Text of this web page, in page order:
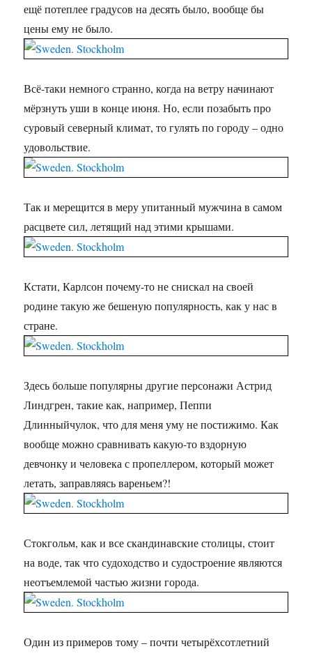
ещё потеплее градусов на десять было, вообще бы
цены ему не было.
Всё-таки немного странно, когда на ветру начинают
мёрзнуть уши в конце июня. Но, если позабыть про
суровый северный климат, то гулять по городу – одно
удовольствие.
Так и мерещится в меру упитанный мужчина в самом
расцвете сил, летящий над этими крышами.
Кстати, Карлсон почему-то не снискал на своей
родине такую же бешеную популярность, как у нас в
стране.
Здесь больше популярны другие персонажи Астрид
Линдгрен, такие как, например, Пеппи
Длинныйчулок, что для меня уму не постижимо. Как
вообще можно сравнивать какую-то вздорную
девчонку и человека с пропеллером, который может
летать, заправляясь вареньем?!
Стокгольм, как и все скандинавские столицы, стоит
на воде, так что судоходство и судостроение являются
неотъемлемой частью жизни города.
Один из примеров тому – почти четырёхсотлетний